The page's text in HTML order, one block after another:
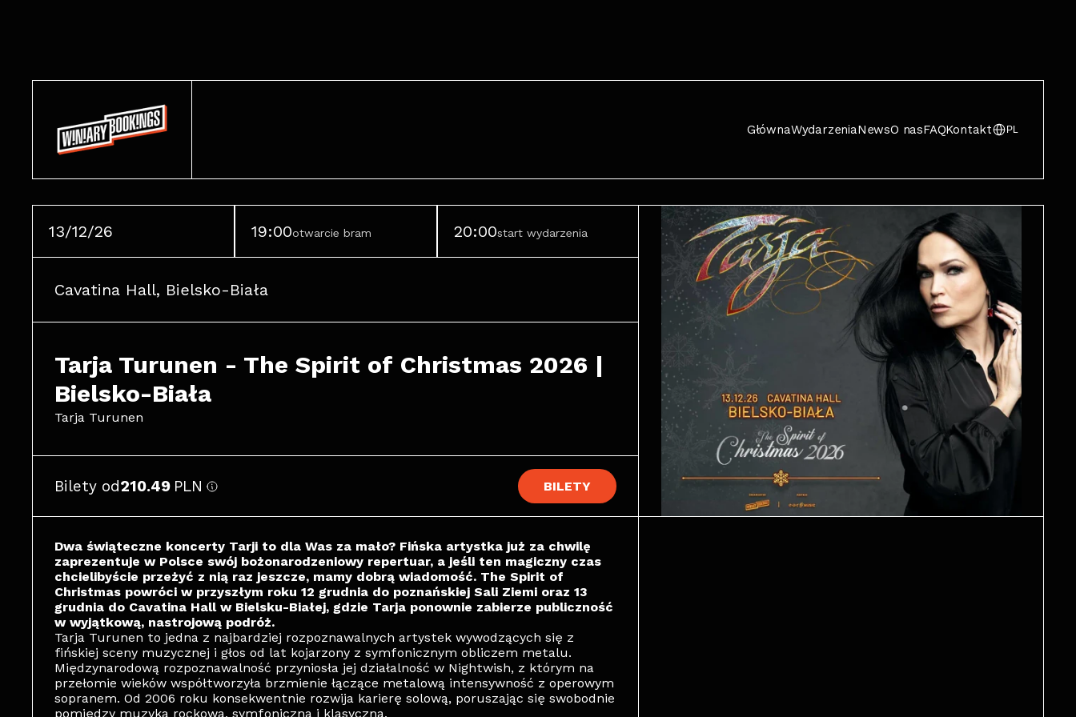
GłównaWydarzeniaNewsO nasFAQKontakt PL
13/12/26 19:00otwarcie bram 20:00start wydarzenia
Cavatina Hall, Bielsko-Biała
Tarja Turunen - The Spirit of Christmas 2026 |
Bielsko-Biała
Tarja Turunen
Bilety od210.49 PLN BILETY
Dwa świąteczne koncerty Tarji to dla Was za mało? Fińska artystka już za chwilę
zaprezentuje w Polsce swój bożonarodzeniowy repertuar, a jeśli ten magiczny czas
chcielibyście przeżyć z nią raz jeszcze, mamy dobrą wiadomość. The Spirit of
Christmas powróci w przyszłym roku 12 grudnia do poznańskiej Sali Ziemi oraz 13
grudnia do Cavatina Hall w Bielsku-Białej, gdzie Tarja ponownie zabierze publiczność
w wyjątkową, nastrojową podróż.
Tarja Turunen to jedna z najbardziej rozpoznawalnych artystek wywodzących się z
fińskiej sceny muzycznej i głos od lat kojarzony z symfonicznym obliczem metalu.
Międzynarodową rozpoznawalność przyniosła jej działalność w Nightwish, z którym na
przełomie wieków współtworzyła brzmienie łączące metalową intensywność z operowym
sopranem. Od 2006 roku konsekwentnie rozwija karierę solową, poruszając się swobodnie
pomiędzy muzyką rockową, symfoniczną i klasyczną.